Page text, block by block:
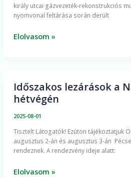
király utcai gázvezeték-rekonstrukciós
nyomvonal feltárása során derült
gázvezeték-
miatt
Elolvasom »
Időszakos lezárások a
hétvégén
2025-08-01
​Tisztelt Látogatók! Ezúton tájékoztatjuk
augusztus 2-án és augusztus 3-án
rendeznek. A rendezvény ideje alatt:
Időszakos
lezárások
úton
hétvégén
Elolvasom »